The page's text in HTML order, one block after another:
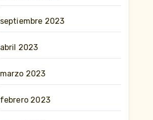
septiembre 2023
abril 2023
marzo 2023
febrero 2023